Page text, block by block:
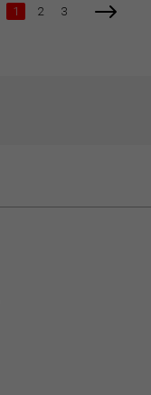
1 2 3